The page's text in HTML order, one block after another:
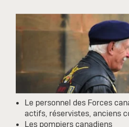
Le personnel des Forces
actifs, réservistes, anciens
Les pompiers canadiens